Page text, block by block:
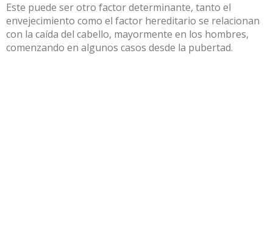
Este puede ser otro factor determinante, tanto el
envejecimiento como el factor hereditario se relacionan
con la caída del cabello, mayormente en los hombres,
comenzando en algunos casos desde la pubertad.